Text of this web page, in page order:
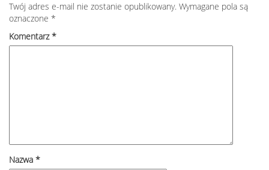
Twój adres e-mail nie zostanie opublikowany. Wymagane pola są
oznaczone *
Komentarz*
Nazwa *